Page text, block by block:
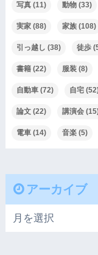
写真(11) 動物(33)
実家(88) 家族(108)
引っ越し (38) 徒歩
書籍(22) 服装(8)
自動車(72) 自宅
論文(22) 講演会
電車(14) 音楽(5)
アーカイブ